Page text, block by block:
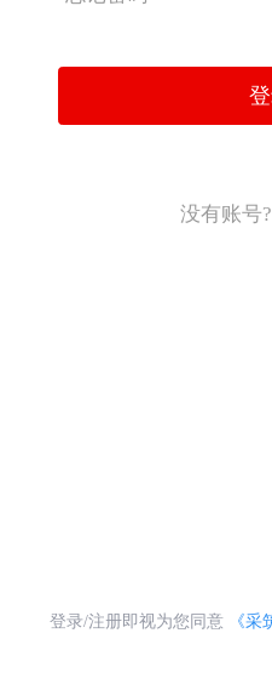
没有账号?
登录/注册即视为您同意 《采